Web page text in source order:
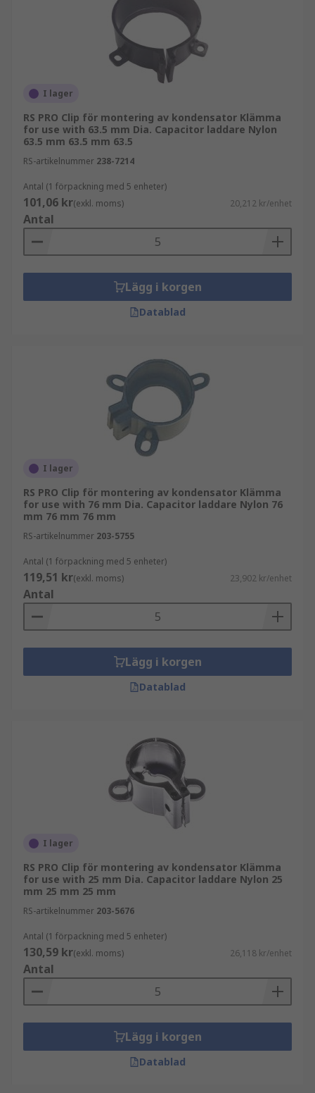
I lager
RS PRO Clip för montering av kondensator Klämma
for use with 63.5 mm Dia. Capacitor laddare Nylon
63.5 mm 63.5 mm 63.5
RS-artikelnummer 238-7214
Antal (1 förpackning med 5 enheter)
101,06 kr(exkl. moms) 20,212 kr/enhet
Antal
Lägg i korgen
Datablad
I lager
RS PRO Clip för montering av kondensator Klämma
for use with 76 mm Dia. Capacitor laddare Nylon 76
mm 76 mm 76 mm
RS-artikelnummer 203-5755
Antal (1 förpackning med 5 enheter)
119,51 kr(exkl. moms) 23,902 kr/enhet
Antal
Lägg i korgen
Datablad
I lager
RS PRO Clip för montering av kondensator Klämma
for use with 25 mm Dia. Capacitor laddare Nylon 25
mm 25 mm 25 mm
RS-artikelnummer 203-5676
Antal (1 förpackning med 5 enheter)
130,59 kr(exkl. moms) 26,118 kr/enhet
Antal
Lägg i korgen
Datablad